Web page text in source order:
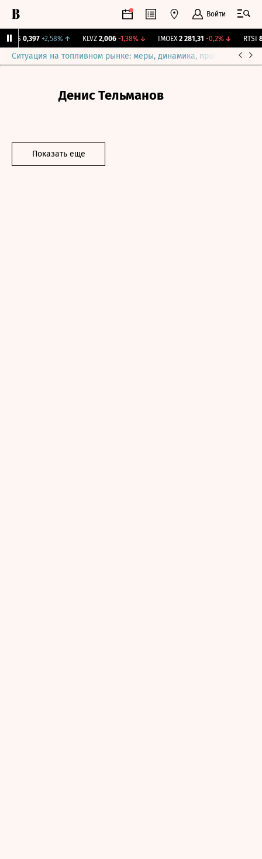
Войти
0,397 +2,58%↑ KLVZ 2,006 -1,38%↓ IMOEX 2 281,31 -0,2%↓ RTSI
Ситуация на топливном рынке: меры, динамика, прогнозы
Денис Тельманов
Показать еще